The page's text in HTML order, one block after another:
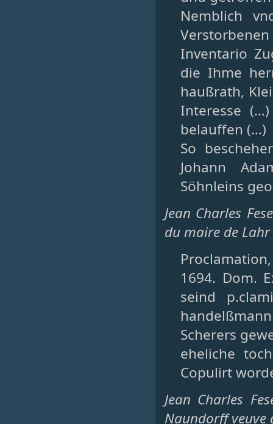
Nemblich
Inventario
die Ihme
haußrath,
Interesse
belauffen (…)
So
Johann
Söhnleins
Jean Charles
du maire de Lahr
1694. Dom.
seind
Scherers
eheliche
Copulirt
Jean Charles
Naundorff veuve